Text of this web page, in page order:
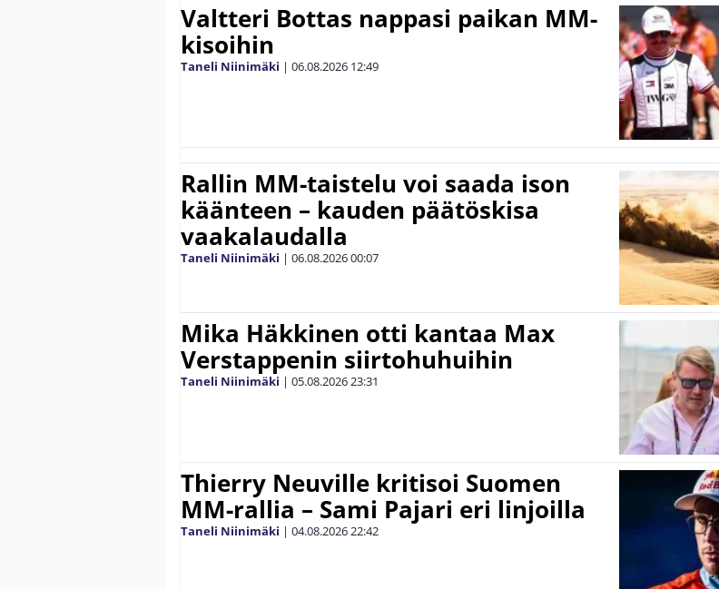
Valtteri Bottas nappasi paikan MM-
kisoihin
Taneli Niinimäki | 06.08.2026 12:49
Rallin MM-taistelu voi saada ison
käänteen – kauden päätöskisa
vaakalaudalla
Taneli Niinimäki | 06.08.202600:07
Mika Häkkinen otti kantaa Max
Verstappenin siirtohuhuihin
Taneli Niinimäki | 05.08.202623:31
Thierry Neuville kritisoi Suomen
MM-rallia – Sami Pajari eri linjoilla
Taneli Niinimäki | 04.08.202622:42